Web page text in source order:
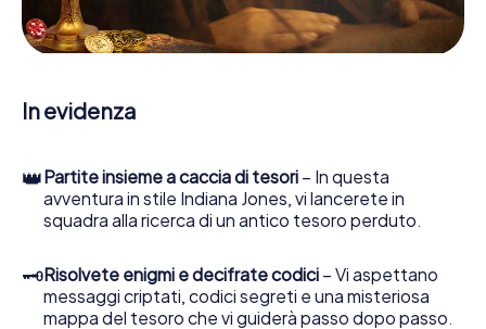
le persone di contatto ed esaminare stringhe
enigmatiche, la aiuta a raccogliere oggetti e la guida in
sicurezza per Cavaillon.
Nel corso della caccia al tesoro a Cavaillon, lei e il suo
team vi immergerete sempre più in profondità
In evidenza
👑Partite insieme a caccia di tesori – In questa
avventura in stile Indiana Jones, vi lancerete in
squadra alla ricerca di un antico tesoro perduto.
🗝Risolvete enigmi e decifrate codici – Vi aspettano
messaggi criptati, codici segreti e una misteriosa
mappa del tesoro che vi guiderà passo dopo passo.